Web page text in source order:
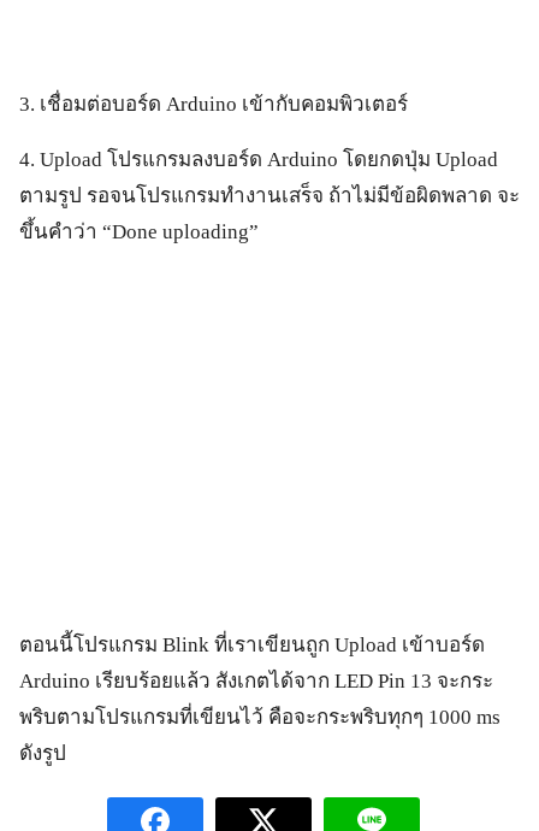
3. เชื่อมต่อบอร์ด Arduino เข้ากับคอมพิวเตอร์
4. Upload โปรแกรมลงบอร์ด Arduino โดยกดปุ่ม Upload
ตามรูป รอจนโปรแกรมทำงานเสร็จ ถ้าไม่มีข้อผิดพลาด จะ
ขึ้นคำว่า “Done uploading”
ตอนนี้โปรแกรม Blink ที่เราเขียนถูก Upload เข้าบอร์ด
Arduino เรียบร้อยแล้ว สังเกตได้จาก LED Pin 13 จะกระ
พริบตามโปรแกรมที่เขียนไว้ คือจะกระพริบทุกๆ 1000 ms
ดังรูป